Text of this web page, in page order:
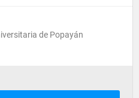
de Popayán